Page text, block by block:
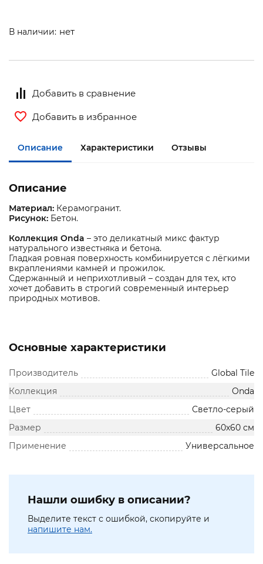
В наличии: нет
Добавить в сравнение
Добавить в избранное
Описание Характеристики Отзывы
Описание
Материал: Керамогранит.
Рисунок: Бетон.
Коллекция Onda – это деликатный микс фактур
натурального известняка и бетона.
Гладкая ровная поверхность комбинируется с лёгкими
вкраплениями камней и прожилок.
Сдержанный и неприхотливый – создан для тех, кто
хочет добавить в строгий современный интерьер
природных мотивов.
Основные характеристики
Производитель
Global Tile
Коллекция
Onda
Цвет
Светло-серый
Размер
60х60 см
Применение
Универсальное
Нашли ошибку в описании?
Выделите текст с ошибкой, скопируйте и
напишите нам.